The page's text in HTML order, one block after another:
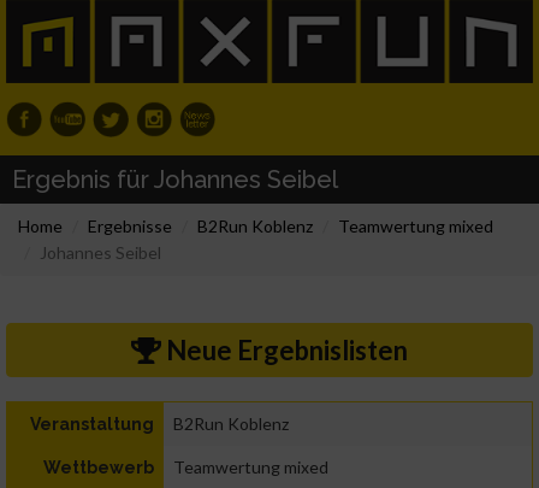
Ergebnis für Johannes Seibel
Home Ergebnisse B2Run Koblenz
Teamwertung mixed
Johannes Seibel
Neue Ergebnislisten
Veranstaltung B2Run Koblenz
Wettbewerb Teamwertung mixed